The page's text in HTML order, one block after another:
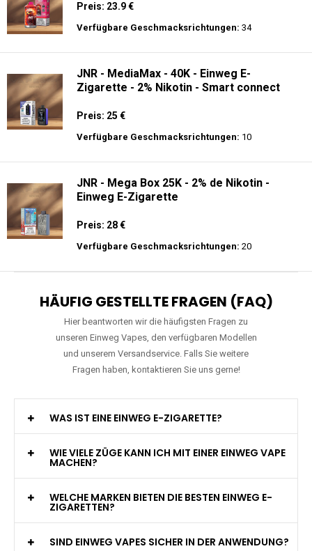
Preis: 23.9 €
Verfügbare Geschmacksrichtungen: 34
JNR - MediaMax - 40K - Einweg E-
Zigarette - 2% Nikotin - Smart connect
Preis: 25 €
Verfügbare Geschmacksrichtungen: 10
JNR - Mega Box 25K - 2% de Nikotin -
Einweg E-Zigarette
Preis: 28 €
Verfügbare Geschmacksrichtungen: 20
HÄUFIG GESTELLTE FRAGEN (FAQ)
Hier beantworten wir die häufigsten Fragen zu
unseren Einweg Vapes, den verfügbaren Modellen
und unserem Versandservice. Falls Sie weitere
Fragen haben, kontaktieren Sie uns gerne!
WAS IST EINE EINWEG E-ZIGARETTE?
WIE VIELE ZÜGE KANN ICH MIT EINER EINWEG VAPE
MACHEN?
WELCHE MARKEN BIETEN DIE BESTEN EINWEG E-
ZIGARETTEN?
SIND EINWEG VAPES SICHER IN DER ANWENDUNG?